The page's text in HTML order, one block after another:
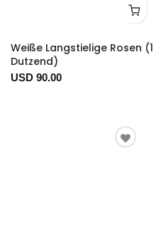
Weiße Langstielige Rosen (1
Dutzend)
USD 90.00